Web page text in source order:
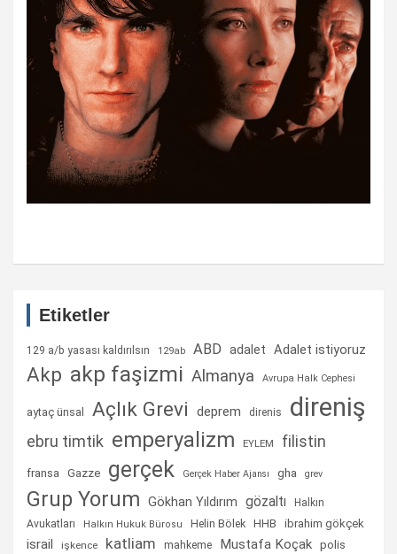
Etiketler
129 a/b yasası kaldırılsın 129ab ABD adalet Adalet istiyoruz
Akp akp faşizmi Almanya Avrupa Halk Cephesi
aytaç ünsal Açlık Grevi deprem direnis direniş
ebru timtik emperyalizm EYLEM filistin
fransa Gazze gerçek Gerçek Haber Ajansı gha grev
Grup Yorum Gökhan Yıldırım gözaltı
Halkın
Avukatları
Halkın Hukuk Bürosu Helin Bölek HHB ibrahim gökçek
israil işkence katliam mahkeme Mustafa Koçak polis